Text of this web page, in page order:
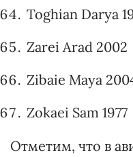
Toghian Darya
Zarei Arad 2002
Zibaie Maya
Zokaei Sam 1977
Отметим, что в